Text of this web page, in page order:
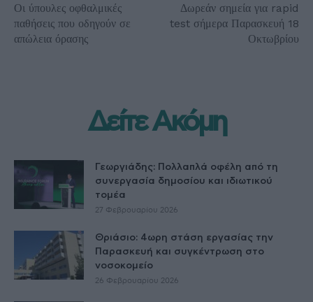
Οι ύπουλες οφθαλμικές
παθήσεις που οδηγούν σε
απώλεια όρασης
Δωρεάν σημεία για rapid
test σήμερα Παρασκευή 18
Οκτωβρίου
Δείτε Ακόμη
Γεωργιάδης: Πολλαπλά οφέλη από τη
συνεργασία δημοσίου και ιδιωτικού
τομέα
27 Φεβρουαρίου 2026
Θριάσιο: 4ωρη στάση εργασίας την
Παρασκευή και συγκέντρωση στο
νοσοκομείο
26 Φεβρουαρίου 2026